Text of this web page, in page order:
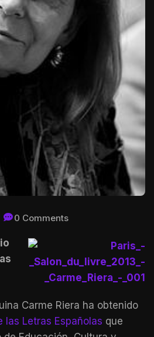
0 Comments
Carme Riera ha obtenido
las Letras Españolas que